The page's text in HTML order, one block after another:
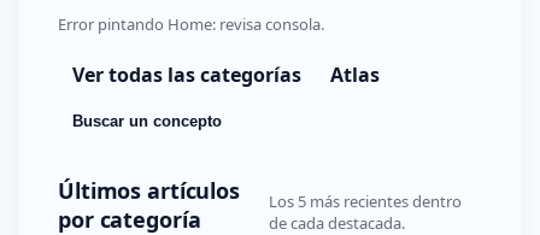
Error pintando Home: revisa consola.
Ver todas las categorías Atlas
Buscar un concepto
Últimos artículos
por categoría
Los 5 más recientes dentro
de cada destacada.